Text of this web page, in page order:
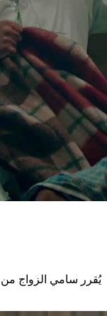
يُقرر سامي الزواج